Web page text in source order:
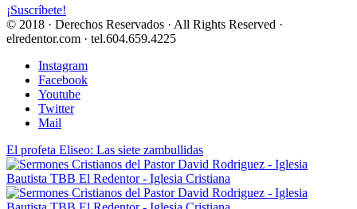
¡Suscríbete!
© 2018 · Derechos Reservados · All Rights Reserved ·
elredentor.com · tel.604.659.4225
Instagram
Facebook
Youtube
Twitter
Mail
El profeta Eliseo: Las siete zambullidas